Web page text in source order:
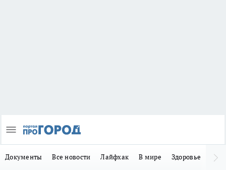
Документы Все новости Лайфхак В мире Здоровье